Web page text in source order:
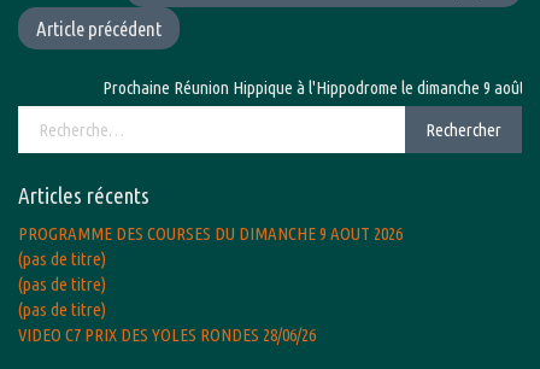
Article précédent
Prochaine Réunion Hippique à l'Hippodrome le dimanche 9 août
Rechercher
Articles récents
PROGRAMME DES COURSES DU DIMANCHE 9 AOUT 2026
(pas de titre)
(pas de titre)
(pas de titre)
VIDEO C7 PRIX DES YOLES RONDES 28/06/26